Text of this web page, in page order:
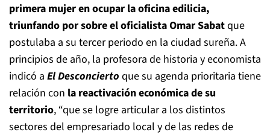
primera mujer en ocupar la oficina edilicia,
triunfando por sobre el oficialista Omar Sabatque
postulaba a su tercer periodo en la ciudad sureña. A
principios de año, la profesora de historia y economista
indicó a El Desconcierto que su agenda prioritaria tiene
relación con la reactivación económica de su
territorio, “que se logre articular a los distintos
sectores del empresariado local y de las redes de